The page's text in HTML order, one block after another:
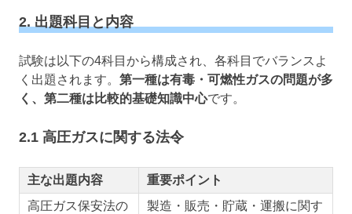
2. 出題科目と内容
試験は以下の4科目から構成され、各科目でバランスよ
く出題されます。 第一種は有毒・可燃性ガスの問題が多
く、第二種は比較的基礎知識中心です。
2.1 高圧ガスに関する法令
主な出題内容
重要ポイント
高圧ガス保安法の
製造・販売・貯蔵・運搬に関す